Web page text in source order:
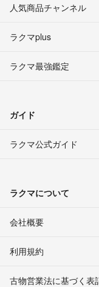
人気商品チャンネル
ラクマplus
ラクマ最強鑑定
ガイド
ラクマ公式ガイド
ラクマについて
会社概要
利用規約
古物営業法に基づく表